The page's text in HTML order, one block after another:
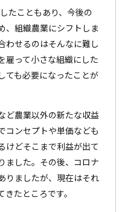
たこともあり、今後の
、組織農業にシフトしま
わせるのはそんなに難し
雇って小さな組織にした
ても必要になったことが
ど農業以外の新たな収益
コンセプトや単価なども
けどそこまで利益が出て
ました。その後、コロナ
りましたが、現在はそれ
たところです。